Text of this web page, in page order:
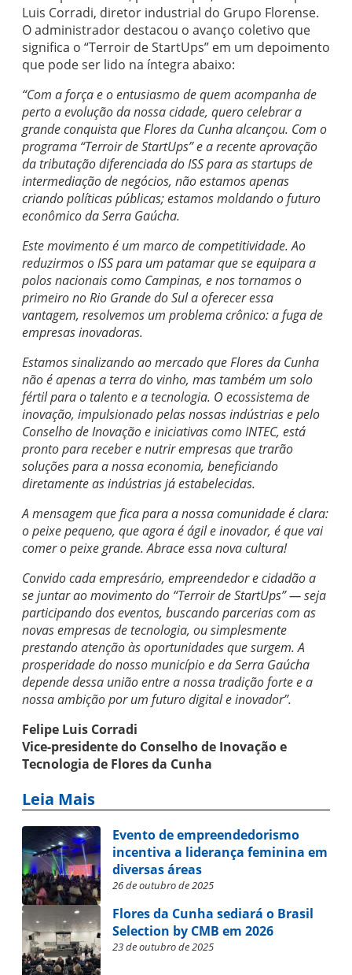
Luis Corradi, diretor industrial do Grupo Florense.
O administrador destacou o avanço coletivo que
significa o “Terroir de StartUps” em um depoimento
que pode ser lido na íntegra abaixo:
“Com a força e o entusiasmo de quem acompanha de
perto a evolução da nossa cidade, quero celebrar a
grande conquista que Flores da Cunha alcançou. Com o
programa “Terroir de StartUps” e a recente aprovação
da tributação diferenciada do ISS para as startups de
intermediação de negócios, não estamos apenas
criando políticas públicas; estamos moldando o futuro
econômico da Serra Gaúcha.
Este movimento é um marco de competitividade. Ao
reduzirmos o ISS para um patamar que se equipara a
polos nacionais como Campinas, e nos tornamos o
primeiro no Rio Grande do Sul a oferecer essa
vantagem, resolvemos um problema crônico: a fuga de
empresas inovadoras.
Estamos sinalizando ao mercado que Flores da Cunha
não é apenas a terra do vinho, mas também um solo
fértil para o talento e a tecnologia. O ecossistema de
inovação, impulsionado pelas nossas indústrias e pelo
Conselho de Inovação e iniciativas como INTEC, está
pronto para receber e nutrir empresas que trarão
soluções para a nossa economia, beneficiando
diretamente as indústrias já estabelecidas.
A mensagem que fica para a nossa comunidade é clara:
o peixe pequeno, que agora é ágil e inovador, é que vai
comer o peixe grande. Abrace essa nova cultura!
Convido cada empresário, empreendedor e cidadão a
se juntar ao movimento do “Terroir de StartUps” — seja
participando dos eventos, buscando parcerias com as
novas empresas de tecnologia, ou simplesmente
prestando atenção às oportunidades que surgem. A
prosperidade do nosso município e da Serra Gaúcha
depende dessa união entre a nossa tradição forte e a
nossa ambição por um futuro digital e inovador”.
Felipe Luis Corradi
Vice-presidente do Conselho de Inovação e
Tecnologia de Flores da Cunha
Leia Mais
Evento de empreendedorismo
incentiva a liderança feminina em
diversas áreas
26 de outubro de 2025
Flores da Cunha sediará o Brasil
Selection by CMB em 2026
23 de outubro de 2025